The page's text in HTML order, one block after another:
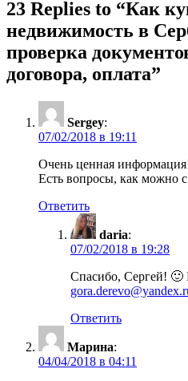
23 Replies to “Как
недвижимость в
проверка
договора, оплата”
Sergey:
07/02/2018 в 19:11
Очень ценная
Есть вопросы, как можно с
Ответить
daria:
07/02/2018 в 19:28
Спасибо, Сергей!
Ответить
Марина:
04/04/2018 в 04:11